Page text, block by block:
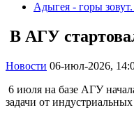
Адыгея - горы
В АГУ
Новости 06-июл-2026,
6 июля на базе АГУ
задачи от